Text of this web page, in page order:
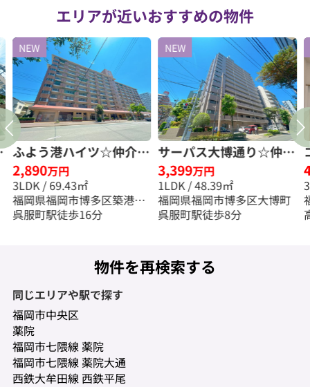
エリアが近いおすすめの物件
NEW
ふよう港ハイツ☆仲介手
数料無料☆
2,890万円
3LDK / 69.43㎡
福岡県福岡市博多区築港本
町
呉服町駅徒歩16分
NEW
サーパス大博通り☆仲介
手数料無料☆
3,399万円
1LDK / 48.39㎡
福岡県福岡市博多区大博町
呉服町駅徒歩8分
物件を再検索する
同じエリアや駅で探す
福岡市中央区
薬院
福岡市七隈線 薬院
福岡市七隈線 薬院大通
西鉄大牟田線 西鉄平尾